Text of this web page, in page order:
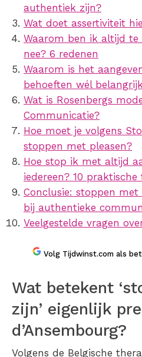
authentiek zijn?
Wat doet assertiviteit
Waarom ben ik altijd
nee? 6 redenen
Waarom is het
behoeften wél
Wat is Rosenbergs
Communicatie?
Hoe moet je volgens
stoppen met pleasen?
Hoe stop ik met altijd
iedereen? 10 praktische
Conclusie: stoppen
bij authentieke
Veelgestelde vragen
Volg Tijdwinst.com als
Wat betekent
zijn’ eigenlijk
d’Ansembourg?
Volgens de Belgische